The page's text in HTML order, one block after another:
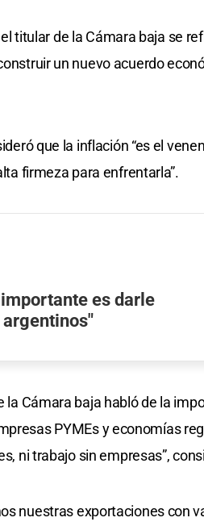
titular de la Cámara baja se
un nuevo acuerdo
que la inflación “es el
firmeza para enfrentarla”.
es darle
la Cámara baja habló de la
PYMEs y economías
ni trabajo sin empresas”,
nuestras exportaciones con